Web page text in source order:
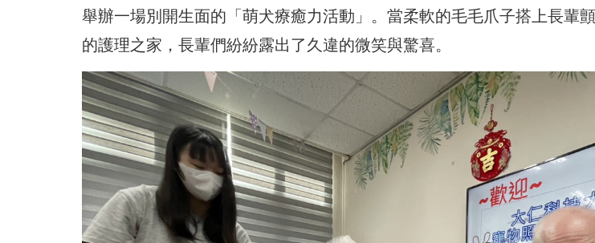
舉辦一場別開生面的「萌犬療癒力活動」。當柔軟的毛毛爪子搭上長輩
的護理之家，長輩們紛紛露出了久違的微笑與驚喜。